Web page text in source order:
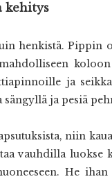
kehitys
henkistä. Pippin
ja
ja pesiä
niin
vauhdilla luokse
He ihan